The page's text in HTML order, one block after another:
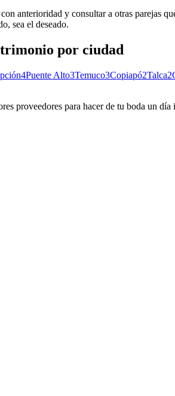
anterioridad y consultar a otras parejas
sea el deseado.
por ciudad
4Puente Alto3Temuco3Copiapó2Talca2
proveedores para hacer de tu boda un día